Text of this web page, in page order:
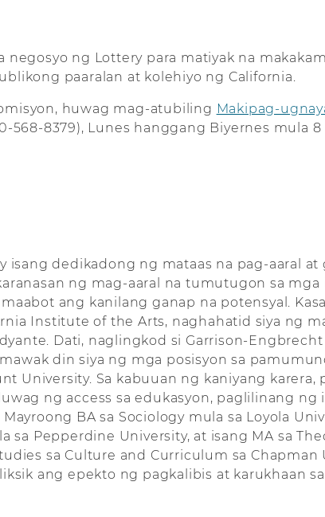
ng Lottery para matiyak na
paaralan at kolehiyo ng California.
huwag mag-atubiling Makipag-
568-8379), Lunes hanggang Biyernes mula
isang dedikadong ng mataas na pag-aaral
ng mag-aaral na tumutugon sa
ang kanilang ganap na potensyal.
Institute of the Arts, naghahatid siya ng
Dati, naglingkod si Garrison-
din siya ng mga posisyon sa
University. Sa kabuuan ng kaniyang
ng access sa edukasyon, paglilinang
BA sa Sociology mula sa Loyola
sa Pepperdine University, at isang MA sa
sa Culture and Curriculum sa
ang epekto ng pagkalibis at karukhaan